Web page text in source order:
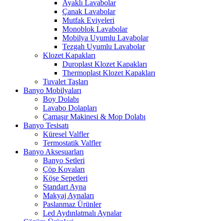
Ayaklı Lavabolar
Çanak Lavabolar
Mutfak Eviyeleri
Monoblok Lavabolar
Mobilya Uyumlu Lavabolar
Tezgah Uyumlu Lavabolar
Klozet Kapakları
Duroplast Klozet Kapakları
Thermoplast Klozet Kapakları
Tuvalet Taşları
Banyo Mobilyaları
Boy Dolabı
Lavabo Dolapları
Çamaşır Makinesi & Mop Dolabı
Banyo Tesisatı
Küresel Valfler
Termostatik Valfler
Banyo Aksesuarları
Banyo Setleri
Çöp Kovaları
Köşe Sepetleri
Standart Ayna
Makyaj Aynaları
Paslanmaz Ürünler
Led Aydınlatmalı Aynalar